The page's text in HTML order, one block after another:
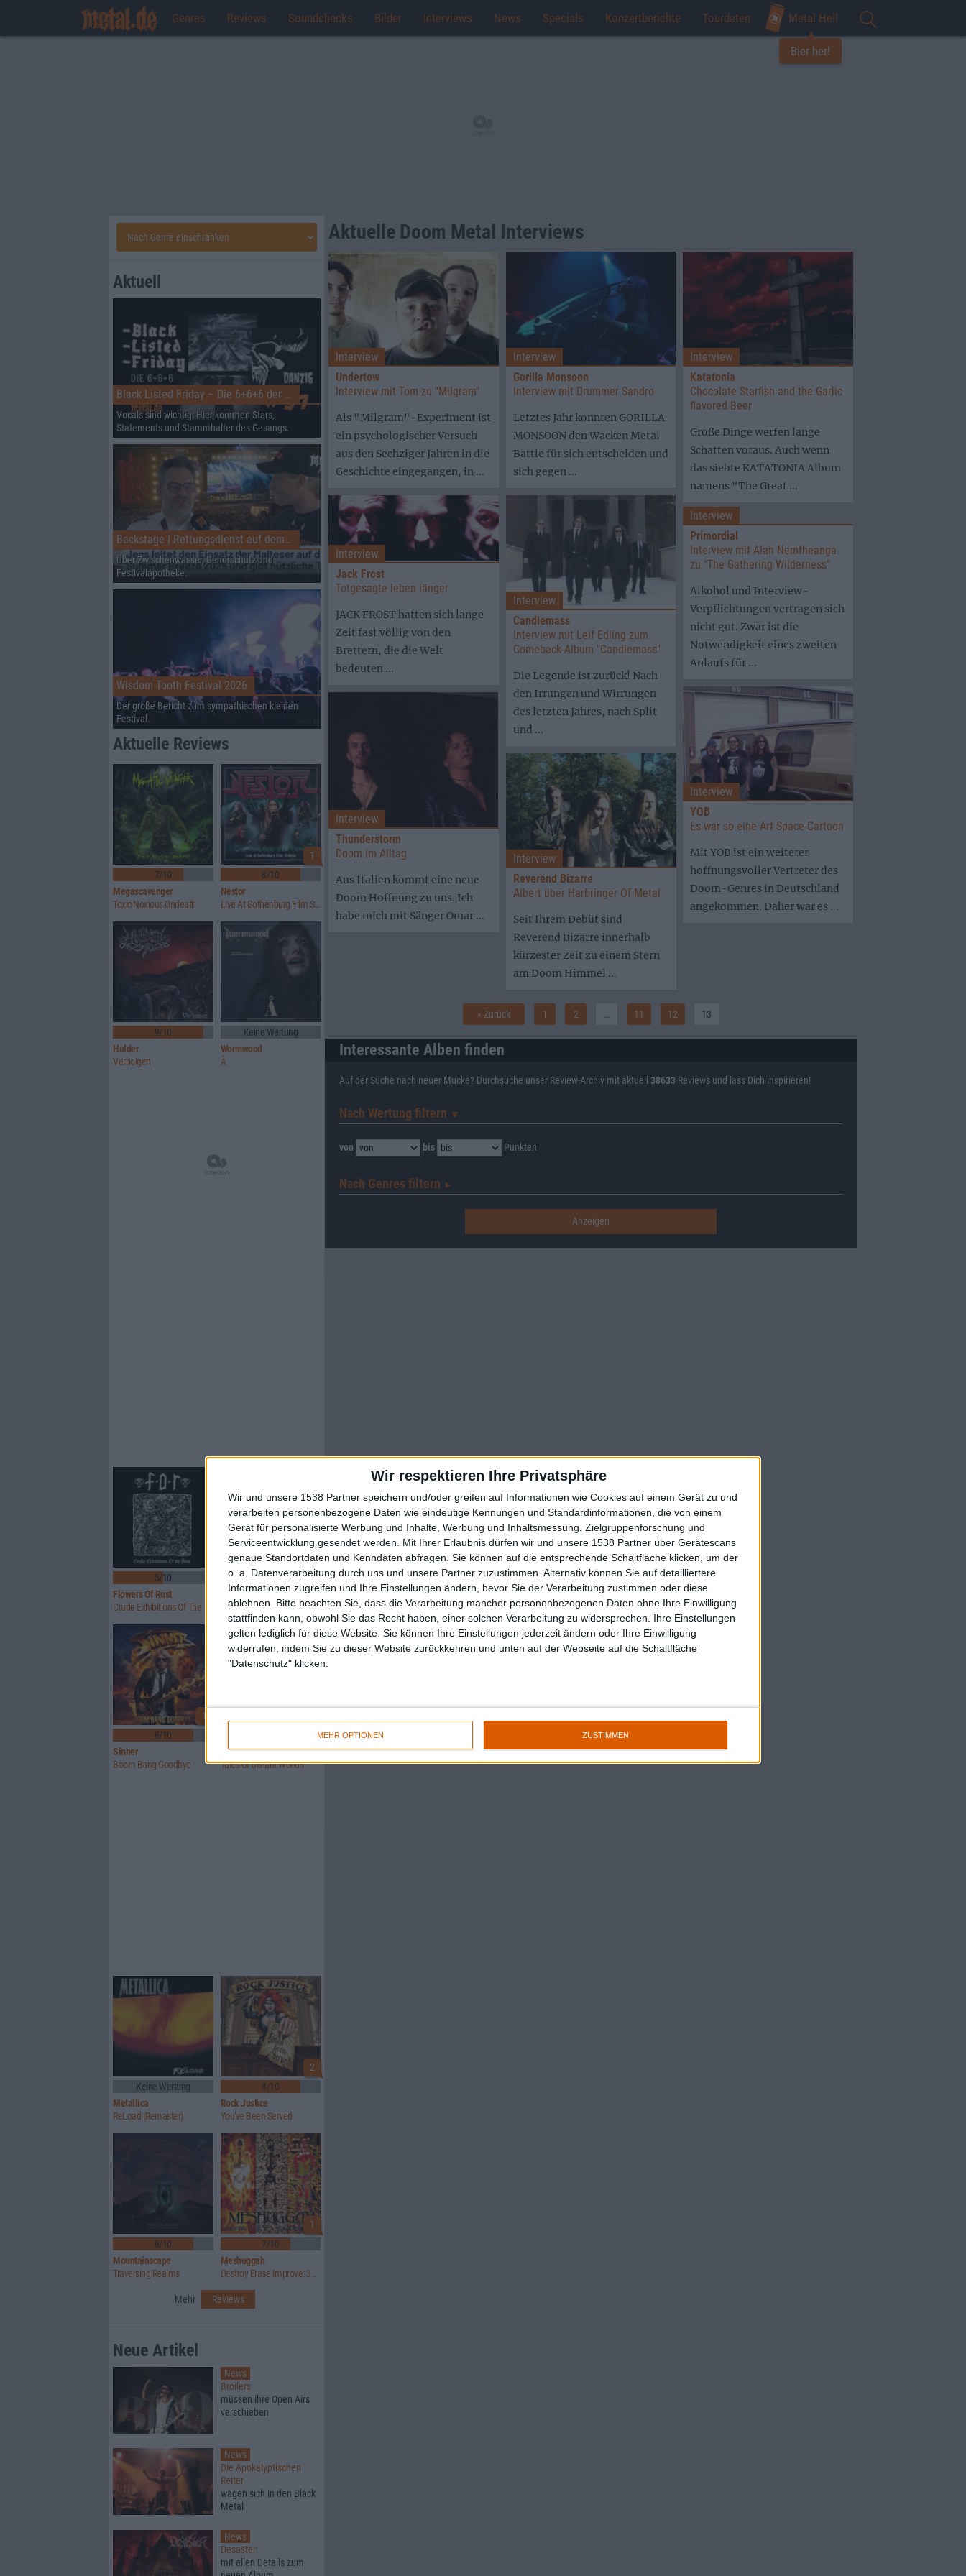
Wir respektieren Ihre Privatsphäre
Wir und unsere 1538 Partner speichern und/oder greifen auf Informationen wie Cookies auf einem Gerät zu und
verarbeiten personenbezogene Daten wie eindeutige Kennungen und Standardinformationen, die von einem
Gerät für personalisierte Werbung und Inhalte, Werbung und Inhaltsmessung, Zielgruppenforschung und
Serviceentwicklung gesendet werden.
Mit Ihrer Erlaubnis dürfen wir und unsere 1538 Partner über Gerätescans
genaue Standortdaten und Kenndaten abfragen. Sie können auf die entsprechende Schaltfläche klicken, um der
o. a. Datenverarbeitung durch uns und unsere Partner zuzustimmen. Alternativ können Sie auf detailliertere
Informationen zugreifen und Ihre Einstellungen ändern, bevor Sie der Verarbeitung zustimmen oder diese
ablehnen.
Bitte beachten Sie, dass die Verarbeitung mancher personenbezogenen Daten ohne Ihre Einwilligung
stattfinden kann, obwohl Sie das Recht haben, einer solchen Verarbeitung zu widersprechen. Ihre Einstellungen
gelten lediglich für diese Website. Sie können Ihre Einstellungen jederzeit ändern oder Ihre Einwilligung
widerrufen, indem Sie zu dieser Website zurückkehren und unten auf der Webseite auf die Schaltfläche
"Datenschutz" klicken.
MEHR OPTIONEN ZUSTIMMEN
Genres Reviews Soundchecks Bilder Interviews News Specials Konzertberichte Tourdaten Metal Hell
Bier her!
Aktuelle Doom Metal Interviews
Interview
Undertow
Interview mit Tom zu "Milgram"
Als "Milgram"-Experiment ist
ein psychologischer Versuch
aus den Sechziger Jahren in die
Geschichte eingegangen, in ...
Interview
Gorilla Monsoon
Interview mit Drummer Sandro
Letztes Jahr konnten GORILLA
MONSOON den Wacken Metal
Battle für sich entscheiden und
sich gegen ...
Interview
Katatonia
Chocolate Starfish and the Garlic
flavored Beer
Große Dinge werfen lange
Schatten voraus. Auch wenn
das siebte KATATONIA Album
namens "The Great ...
Interview
Jack Frost
Totgesagte leben länger
JACK FROST hatten sich lange
Zeit fast völlig von den
Brettern, die die Welt
bedeuten ...
Interview
Candlemass
Interview mit Leif Edling zum
Comeback-Album "Candlemass"
Die Legende ist zurück! Nach
den Irrungen und Wirrungen
des letzten Jahres, nach Split
und ...
Interview
Primordial
Interview mit Alan Nemtheanga
zu "The Gathering Wilderness"
Alkohol und Interview-
Verpflichtungen vertragen sich
nicht gut. Zwar ist die
Notwendigkeit eines zweiten
Anlaufs für ...
Interview
YOB
Es war so eine Art Space-Cartoon
Mit YOB ist ein weiterer
hoffnungsvoller Vertreter des
Doom-Genres in Deutschland
angekommen. Daher war es ...
Interview
Thunderstorm
Doom im Alltag
Aus Italien kommt eine neue
Doom Hoffnung zu uns. Ich
habe mich mit Sänger Omar ...
Interview
Reverend Bizarre
Albert über Harbringer Of Metal
Seit Ihrem Debüt sind
Reverend Bizarre innerhalb
kürzester Zeit zu einem Stern
am Doom Himmel ...
« Zurück 1 2 11 12 13
Interessante Alben finden
Auf der Suche nach neuer Mucke? Durchsuche unser Review-Archiv mit aktuell 38633 Reviews und lass Dich inspirieren!
Nach Wertung filtern ▼︎
von bis Punkten
Nach Genres filtern ►︎
Aktuell
Black Listed Friday – Die 6+6+6 der Woche
Vocals sind wichtig: Hier kommen Stars,
Statements und Stammhalter des Gesangs.
Backstage | Rettungsdienst auf dem Summer Breeze
Über Zwischenwasser, Gehörschutz und
Festivalapotheke.
Wisdom Tooth Festival 2026
Der große Bericht zum sympathischen kleinen
Festival.
Aktuelle Reviews
7/10
Megascavenger
Toxic Noxious Undeath
1
8/10
Nestor
Live At Gothenburg Film Studios
9/10
Hulder
Verbolgen
Keine Wertung
Wormwood
Å
5/10
Flowers Of Rust
8/10
Xandria
Eclipse
1
8/10
Sinner
Boom Bang Goodbye
Crusade Of Bards
Tales Of Distant Worlds
Keine Wertung
Metallica
ReLoad (Remaster)
2
8/10
Rock Justice
You've Been Served
8/10
Mountainscape
Traversing Realms
1
7/10
Meshuggah
Destroy Erase Improve: 30th Anniversary Edition
Mehr Reviews
Neue Artikel
News
Broilers
müssen ihre Open Airs
verschieben
News
Die Apokalyptischen
Reiter
wagen sich in den Black
Metal
News
Desaster
mit allen Details zum